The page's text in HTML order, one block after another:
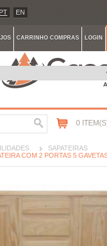
EN
CARRINHO COMPRAS LOGIN
0
SAPATEIRAS
COM 2 PORTAS 5